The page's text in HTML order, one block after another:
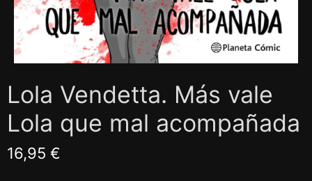
Lola Vendetta. Más vale
Lola que mal acompañada
16,95 €